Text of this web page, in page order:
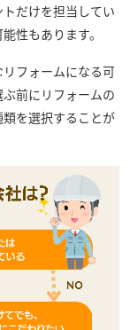
だけを担当してい
性もあります。
フォームになる可
前にリフォームの
を選択することが